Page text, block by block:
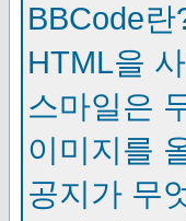
BBCode란
HTML을
스마일은
이미지를
공지가 무